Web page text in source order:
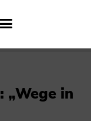
: „Wege in